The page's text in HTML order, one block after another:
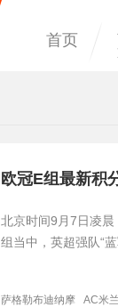
首页
欧冠E组最新积
北京时间9月7日凌
组当中，英超强队“
萨格勒布迪纳摩 AC米兰